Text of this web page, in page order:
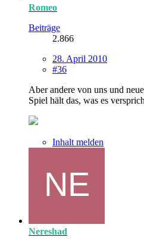
Romeo
Beiträge
2.866
28. April 2010
#36
Aber andere von uns und
Spiel hält das, was es
Inhalt melden
Nereshad